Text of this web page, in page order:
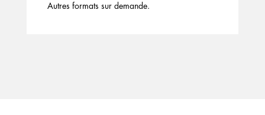
Autres formats sur demande.